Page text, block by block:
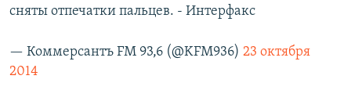
сняты отпечатки пальцев. - Интерфакс
— Коммерсантъ FM 93,6 (@KFM936) 23 октября
2014